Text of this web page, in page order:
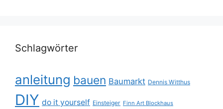
Schlagwörter
anleitung bauen Baumarkt Dennis Witthus
DIY do it yourself Einsteiger Finn Art Blockhaus